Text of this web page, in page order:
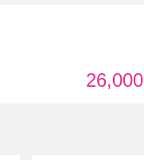
26,000